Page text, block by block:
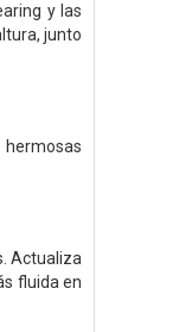
y las
junto
Actualiza
fluida en